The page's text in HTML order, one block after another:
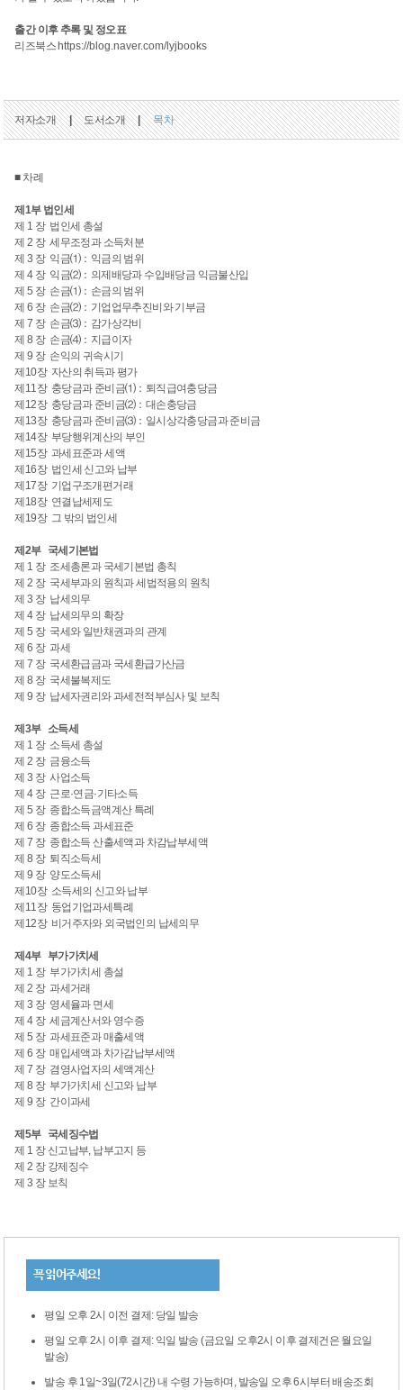
출간 이후 추록 및 정오표
리즈북스https://blog.naver.com/lyjbooks
저자소개 | 도서소개 | 목차
■ 차례
제1부 법인세
제 1 장 법인세 총설
제 2 장 세무조정과 소득처분
제 3 장 익금⑴：익금의 범위
제 4 장 익금⑵：의제배당과 수입배당금 익금불산입
제 5 장 손금⑴：손금의 범위
제 6 장 손금⑵：기업업무추진비와 기부금
제 7 장 손금⑶：감가상각비
제 8 장 손금⑷：지급이자
제 9 장 손익의 귀속시기
제10장 자산의 취득과 평가
제11장 충당금과 준비금⑴：퇴직급여충당금
제12장 충당금과 준비금⑵：대손충당금
제13장 충당금과 준비금⑶：일시상각충당금과 준비금
제14장 부당행위계산의 부인
제15장 과세표준과 세액
제16장 법인세 신고와 납부
제17장 기업구조개편거래
제18장 연결납세제도
제19장 그 밖의 법인세
제2부 국세기본법
제 1 장 조세총론과 국세기본법 총칙
제 2 장 국세부과의 원칙과 세법적용의 원칙
제 3 장 납세의무
제 4 장 납세의무의 확장
제 5 장 국세와 일반채권과의 관계
제 6 장 과세
제 7 장 국세환급금과 국세환급가산금
제 8 장 국세불복제도
제 9 장 납세자권리와 과세전적부심사 및 보칙
제3부 소득세
제 1 장 소득세 총설
제 2 장 금융소득
제 3 장 사업소득
제 4 장 근로·연금·기타소득
제 5 장 종합소득금액계산 특례
제 6 장 종합소득 과세표준
제 7 장 종합소득 산출세액과 차감납부세액
제 8 장 퇴직소득세
제 9 장 양도소득세
제10장 소득세의 신고와 납부
제11장 동업기업과세특례
제12장 비거주자와 외국법인의 납세의무
제4부 부가가치세
제 1 장 부가가치세 총설
제 2 장 과세거래
제 3 장 영세율과 면세
제 4 장 세금계산서와 영수증
제 5 장 과세표준과 매출세액
제 6 장 매입세액과 차가감납부세액
제 7 장 겸영사업자의 세액계산
제 8 장 부가가치세 신고와 납부
제 9 장 간이과세
제5부 국세징수법
제 1 장 신고납부, 납부고지 등
제 2 장 강제징수
제 3 장 보칙
꼭 읽어주세요!
평일 오후 2시 이전 결제: 당일 발송
평일 오후 2시 이후 결제: 익일 발송 (금요일 오후2시 이후 결제건은 월요일
발송)
발송 후 1일~3일(72시간) 내 수령 가능하며, 발송일 오후 6시부터 배송조회